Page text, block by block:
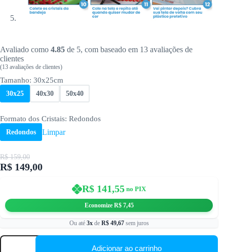
Avaliado como 4.85 de 5, com baseado em 13 avaliações de
clientes
(13 avaliações de clientes)
Tamanho: 30x25cm
30x25 40x30 50x40
Formato dos Cristais: Redondos
Redondos Limpar
R$159,00
O
R$ 159,00.
R$ 149,00
O
R$ 149,00.
R$ 141,55 no PIX
Economize R$7,45
Ou até 3xde R$49,67sem juros
Arte
Adicionar ao carrinho